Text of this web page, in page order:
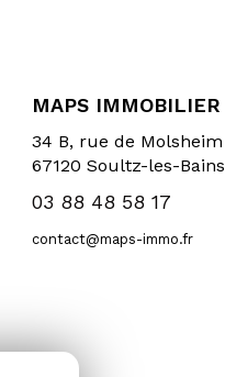
MAPS IMMOBILIER
34 B, rue de Molsheim
67120Soultz-les-Bains
03 88 48 58 17
contact@maps-immo.fr